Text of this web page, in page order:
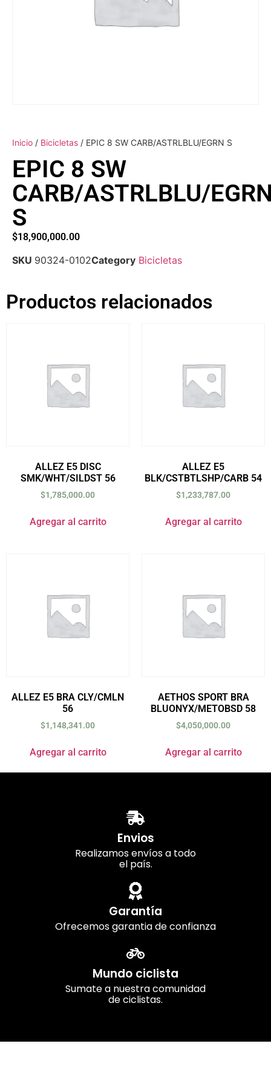
Inicio / Bicicletas / EPIC 8 SW CARB/ASTRLBLU/EGRN S
EPIC 8 SW
CARB/ASTRLBLU/
S
$18,900,000.00
SKU 90324-0102Category Bicicletas
Productos relacionados
ALLEZ E5 DISC
SMK/WHT/SILDST 56
$1,785,000.00
Agregar al carrito
ALLEZ E5
BLK/CSTBTLSHP/CARB 54
$1,233,787.00
Agregar al carrito
ALLEZ E5 BRA CLY/CMLN
56
$1,148,341.00
Agregar al carrito
AETHOS SPORT BRA
BLUONYX/METOBSD 58
$4,050,000.00
Agregar al carrito
Envios
Realizamos envíos a todo
el país.
Garantía
Ofrecemos garantia de confianza
Mundo ciclista
Sumate a nuestra comunidad
de ciclistas.